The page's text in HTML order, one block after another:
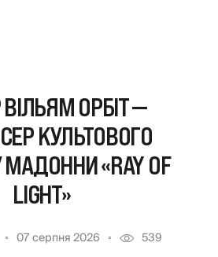
ОРБІТ —
КУЛЬТОВОГО
«RAY OF
LIGHT»
07 серпня 2026 539